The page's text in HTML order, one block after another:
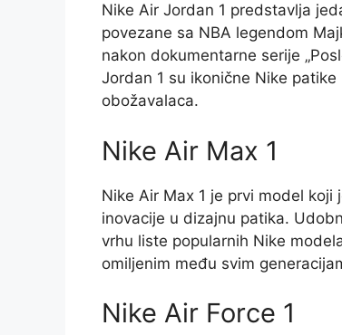
Nike Air Jordan 1 predstavlja
povezane sa NBA legendom
nakon dokumentarne serije
Jordan 1 su ikonične Nike
obožavalaca.
Nike Air Max 1
Nike Air Max 1 je prvi model
inovacije u dizajnu patika.
vrhu liste popularnih Nike
omiljenim među svim
Nike Air Force 1